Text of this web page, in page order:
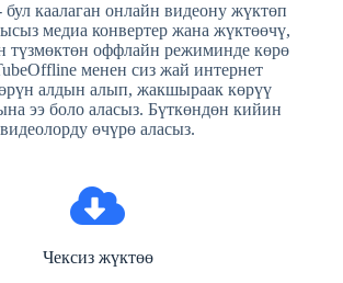
каалаган онлайн видеону жүктөп
медиа конвертер жана жүктөөчү,
түзмөктөн оффлайн режиминде көрө
менен сиз жай интернет
алдын алып, жакшыраак көрүү
ээ боло аласыз. Бүткөндөн кийин
видеолорду өчүрө аласыз.
Чексиз жүктөө